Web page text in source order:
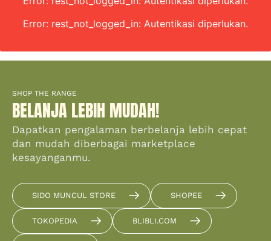
Error: rest_not_logged_in: Autentikasi diperlukan.
SHOP THE RANGE
BELANJA LEBIH MUDAH!
Dapatkan pengalaman berbelanja lebih cepat
dan mudah diberbagai marketplace
kesayanganmu.
SIDO MUNCUL STORE SHOPEE
TOKOPEDIA BLIBLI.COM